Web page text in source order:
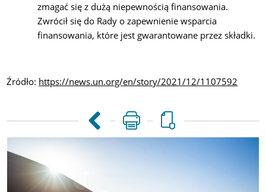
zmagać się z dużą niepewnością finansowania.
Zwrócił się do Rady o zapewnienie wsparcia
finansowania, które jest gwarantowane przez składki.
Źródło: https://news.un.org/en/story/2021/12/1107592